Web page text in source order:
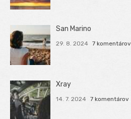
San Marino
29. 8. 2024 7 komentárov
Xray
14. 7. 2024 7 komentárov